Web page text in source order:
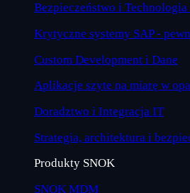
Bezpieczeństwo i Technologia
Krytyczne systemy SAP -
Custom Development i Dane
Aplikacje szyte na miarę w
Doradztwo i Integracja IT
Strategia, architektura i
Produkty SNOK
SNOK MDM